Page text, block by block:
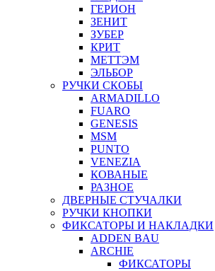
ГЕРИОН
ЗЕНИТ
ЗУБЕР
КРИТ
МЕТТЭМ
ЭЛЬБОР
РУЧКИ СКОБЫ
ARMADILLO
FUARO
GENESIS
MSM
PUNTO
VENEZIA
КОВАНЫЕ
РАЗНОЕ
ДВЕРНЫЕ СТУЧАЛКИ
РУЧКИ КНОПКИ
ФИКСАТОРЫ И НАКЛАДКИ
ADDEN BAU
ARCHIE
ФИКСАТОРЫ